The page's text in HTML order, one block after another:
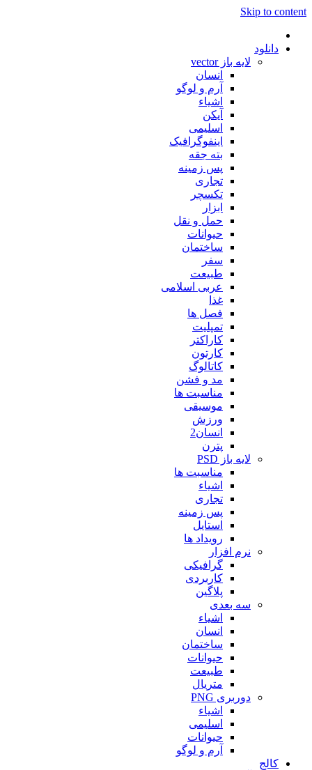
Skip to content
دانلود
لایه باز vector
انسان
آرم و لوگو
اشیاء
آیکن
اسلیمی
اینفوگرافیک
بته جقه
پس زمینه
تجاری
تکسچر
ابزار
حمل و نقل
حیوانات
ساختمان
سفر
طبیعت
عربی اسلامی
غذا
فصل ها
تمپلیت
کاراکتر
کارتون
کاتالوگ
مد و فشن
مناسبت ها
موسیقی
ورزش
انسان2
پترن
لایه باز PSD
مناسبت ها
اشیاء
تجاری
پس زمینه
استایل
رویداد ها
نرم افزار
گرافیکی
کاربردی
پلاگین
سه بعدی
اشیاء
انسان
ساختمان
حیوانات
طبیعت
متریال
دوربری PNG
اشیاء
اسلیمی
حیوانات
آرم و لوگو
کالج